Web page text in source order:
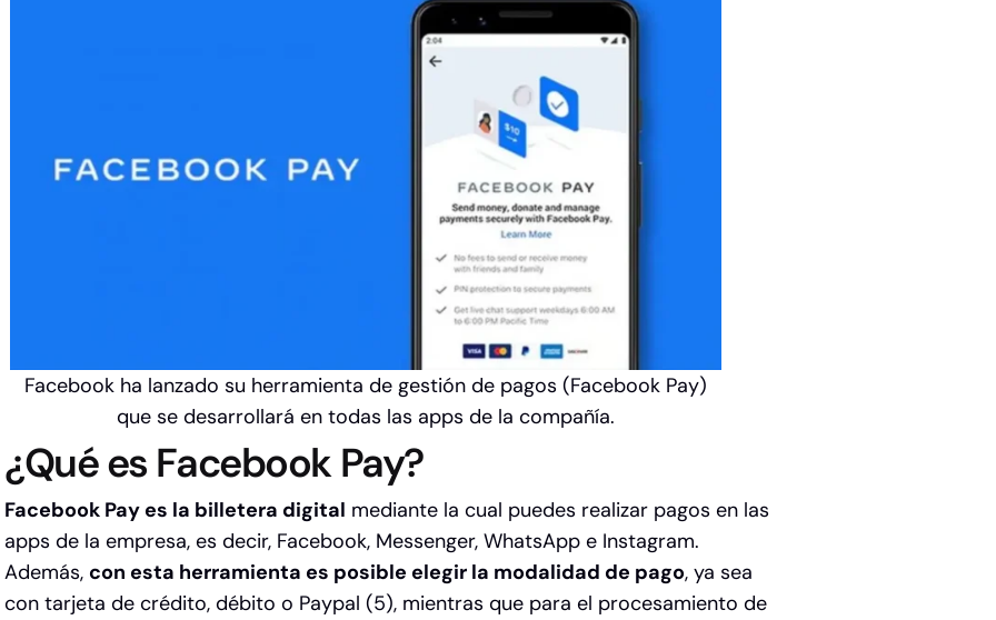
Facebook ha lanzado su herramienta de gestión de pagos (Facebook Pay)
que se desarrollará en todas las apps de la compañía.
¿Qué es Facebook Pay?
Facebook Pay es la billetera digital mediante la cual puedes realizar pagos en las
apps de la empresa, es decir, Facebook, Messenger, WhatsApp e Instagram.
Además, con esta herramienta es posible elegir la modalidad de pago, ya sea
con tarjeta de crédito, débito o Paypal (5), mientras que para el procesamiento de